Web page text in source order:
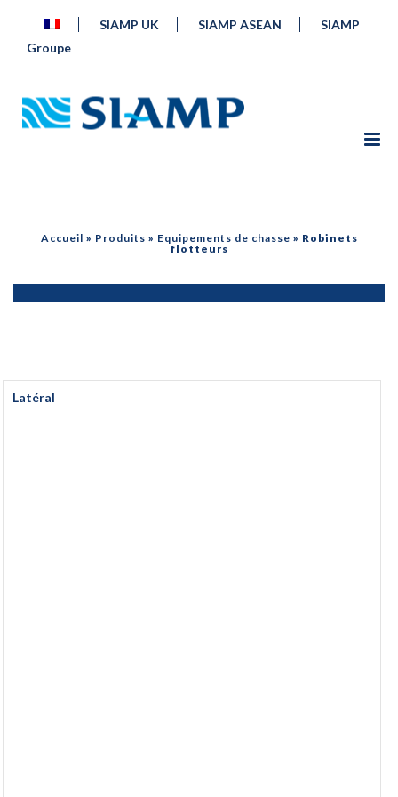
SIAMP UK SIAMP ASEAN
SIAMP
Groupe
Accueil » Produits » Equipements de chasse » Robinets
flotteurs
Latéral